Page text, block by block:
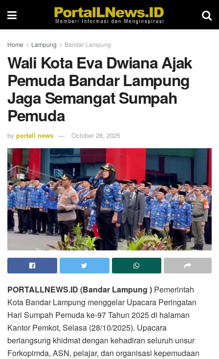
Home Lampung Bandar Lampung
Wali Kota Eva Dwiana Ajak
Pemuda Bandar Lampung
Jaga Semangat Sumpah
Pemuda
by portall news October 28, 2025
PORTALLNEWS.ID (Bandar Lampung ) Pemerintah
Kota Bandar Lampung menggelar Upacara Peringatan
Hari Sumpah Pemuda ke-97 Tahun 2025 di halaman
Kantor Pemkot, Selasa (28/10/2025). Upacara
berlangsung khidmat dengan kehadiran seluruh unsur
Forkopimda, ASN, pelajar, dan organisasi kepemudaan